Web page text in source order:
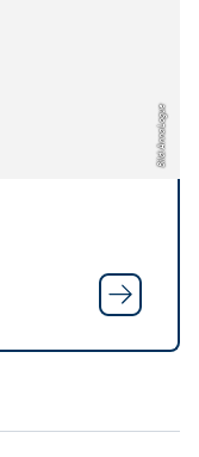
Bild: Anna Logue